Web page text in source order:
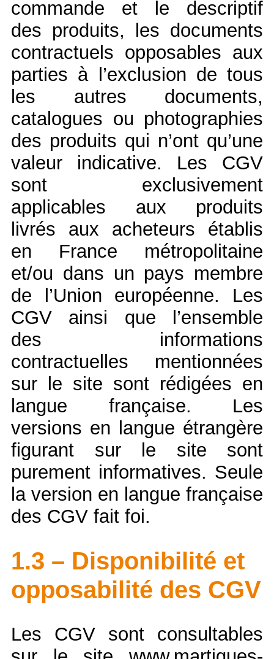
commande et le descriptif
des produits, les documents
contractuels opposables aux
parties à l’exclusion de tous
les autres documents,
catalogues ou photographies
des produits qui n’ont qu’une
valeur indicative. Les CGV
sont exclusivement
applicables aux produits
livrés aux acheteurs établis
en France métropolitaine
et/ou dans un pays membre
de l’Union européenne. Les
CGV ainsi que l’ensemble
des informations
contractuelles mentionnées
sur le site sont rédigées en
langue française. Les
versions en langue étrangère
figurant sur le site sont
purement informatives. Seule
la version en langue française
des CGV fait foi.
1.3 – Disponibilité et
opposabilité des CGV
Les CGV sont consultables